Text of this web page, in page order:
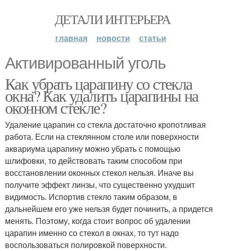
ДЕТАЛИ ИНТЕРЬЕРА
главная новости статьи
Активированный уголь
Как убрать царапину со стекла
окна? Как удалить царапины на
оконном стекле?
Удаление царапин со стекла достаточно кропотливая
работа. Если на стеклянном столе или поверхности
аквариума царапину можно убрать с помощью
шлифовки, то действовать таким способом при
восстановлении оконных стекол нельзя. Иначе вы
получите эффект линзы, что существенно ухудшит
видимость. Испортив стекло таким образом, в
дальнейшем его уже нельзя будет починить, а придется
менять. Поэтому, когда стоит вопрос об удалении
царапин именно со стекол в окнах, то тут надо
воспользоваться полировкой поверхности.